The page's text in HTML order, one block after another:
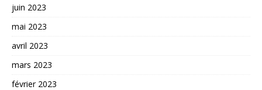
juin 2023
mai 2023
avril 2023
mars 2023
février 2023